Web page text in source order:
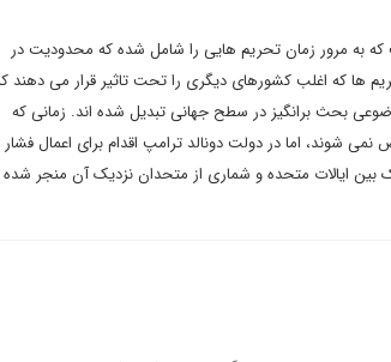
که به مرور زمان تحریم هایی را شامل شده که محدودیت در
ها که اغلب کشورهای دیگری را تحت تاثیر قرار می دهند
بحث برانگیز در سطح جهانی تبدیل شده اند. زمانی که
شوند، اما در دولت دونالد ترامپ اقدام برای اعمال فشار
بین ایالات متحده و شماری از متحدان نزدیک آن منجر شده